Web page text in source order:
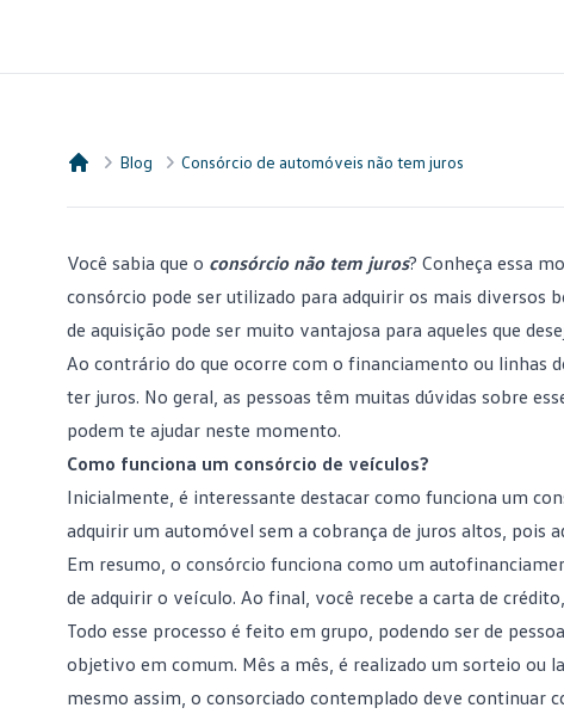
Blog Consórcio de automóveis não tem juros
Você sabia que o consórcio não tem juros? Conheça essa
consórcio pode ser utilizado para adquirir os mais diversos
de aquisição pode ser muito vantajosa para aqueles que
Ao contrário do que ocorre com o financiamento ou linhas
ter juros. No geral, as pessoas têm muitas dúvidas sobre
podem te ajudar neste momento.
Como funciona um consórcio de veículos?
Inicialmente, é interessante destacar como funciona um
adquirir um automóvel sem a cobrança de juros altos, pois
Em resumo, o consórcio funciona como um
de adquirir o veículo. Ao final, você recebe a carta de
Todo esse processo é feito em grupo, podendo ser de
objetivo em comum. Mês a mês, é realizado um sorteio ou
mesmo assim, o consorciado contemplado deve continuar